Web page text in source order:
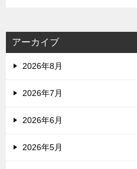
アーカイブ
2026年8月
2026年7月
2026年6月
2026年5月